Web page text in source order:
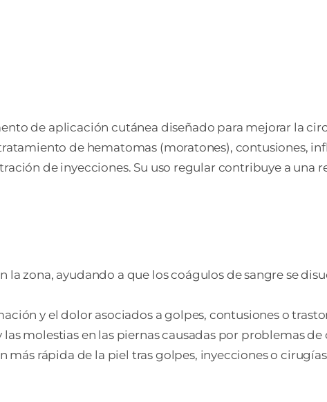
de aplicación cutánea diseñado para mejorar la
de hematomas (moratones), contusiones,
de inyecciones. Su uso regular contribuye a una
la zona, ayudando a que los coágulos de sangre se
y el dolor asociados a golpes, contusiones o
las molestias en las piernas causadas por problemas
más rápida de la piel tras golpes, inyecciones o